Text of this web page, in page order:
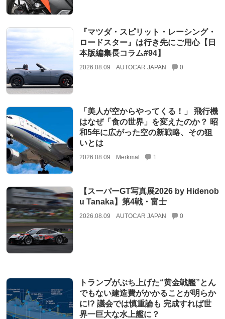
『マツダ・スピリット・レーシング・
ロードスター』は行き先にご用心【日
本版編集長コラム#94】
2026.08.09 AUTOCAR JAPAN 0
「美人が空からやってくる！」 飛行機
はなぜ「食の世界」を変えたのか？ 昭
和5年に広がった空の新戦略、その狙
いとは
2026.08.09 Merkmal 1
【スーパーGT写真展2026 by Hidenob
u Tanaka】第4戦・富士
2026.08.09 AUTOCAR JAPAN 0
トランプがぶち上げた“黄金戦艦”とん
でもない建造費がかかることが明らか
に!? 議会では慎重論も 完成すれば世
界一巨大な水上艦に？